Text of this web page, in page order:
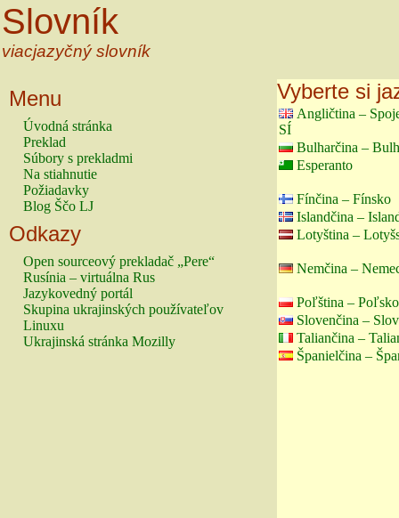
Slovník
viacjazyčný slovník
Menu
Úvodná stránka
Preklad
Súbory s prekladmi
Na stiahnutie
Požiadavky
Blog Ščo LJ
Odkazy
Open sourceový prekladač „Pere“
Rusínia – virtuálna Rus
Jazykovedný portál
Skupina ukrajinských používateľov
Linuxu
Ukrajinská stránka Mozilly
Vyberte si
Angličtina –
SÍ
Bulharčina –
Esperanto
Fínčina – Fínsko
Islandčina –
Lotyština –
Nemčina –
Poľština – Poľsko
Slovenčina –
Taliančina –
Španielčina –